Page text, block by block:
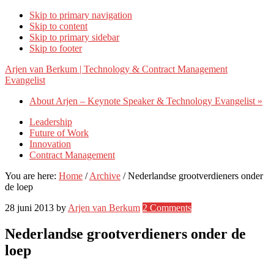
Skip to primary navigation
Skip to content
Skip to primary sidebar
Skip to footer
Arjen van Berkum | Technology & Contract Management
Evangelist
About Arjen – Keynote Speaker & Technology Evangelist »
Leadership
Future of Work
Innovation
Contract Management
You are here: Home / Archive /Nederlandse grootverdieners onder
de loep
28 juni 2013 by Arjen van Berkum 2 Comments
Nederlandse grootverdieners onder de
loep